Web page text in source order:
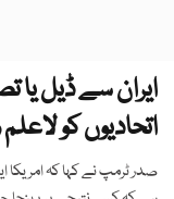
ایران سے ڈیل
اتحادیوں کو
صدر ٹرمپ نے کہا کہ امریکا